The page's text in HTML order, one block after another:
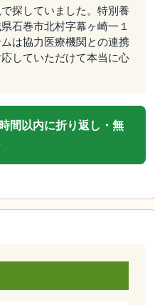
探していました。特別養
石巻市北村字幕ヶ崎一１
は協力医療機関との連携
していただけて本当に心
間以内に折り返し・無